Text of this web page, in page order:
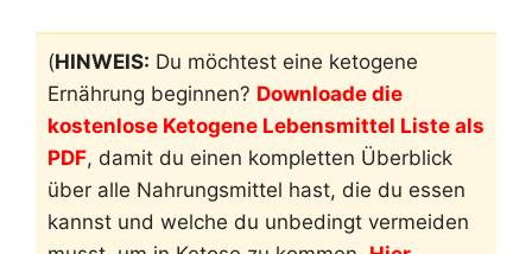
(HINWEIS: Du möchtest eine ketogene
Ernährung beginnen? Downloade die
kostenlose Ketogene Lebensmittel Liste als
PDF, damit du einen kompletten Überblick
über alle Nahrungsmittel hast, die du essen
kannst und welche du unbedingt vermeiden